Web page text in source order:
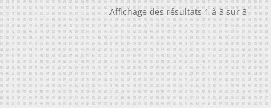
Affichage des résultats 1 à 3 sur 3